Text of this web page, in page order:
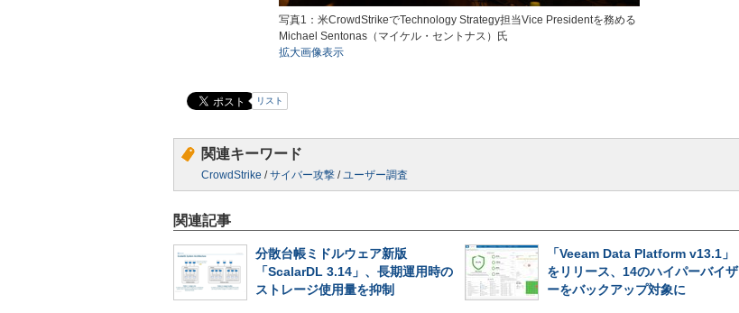
写真1：米CrowdStrikeでTechnology Strategy担当Vice Presidentを務める
Michael Sentonas（マイケル・セントナス）氏
拡大画像表示
リスト
関連キーワード
CrowdStrike /サイバー攻撃 /ユーザー調査
関連記事
分散台帳ミドルウェア新版
「ScalarDL 3.14」、長期運用時の
ストレージ使用量を抑制
「Veeam Data Platform v13.1」
をリリース、14のハイパーバイザ
ーをバックアップ対象に